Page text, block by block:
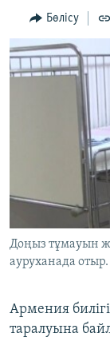
Navigation
Skip
to
Search
АДАМ
ӘЛЕУМЕТ
ӘЛЕМ
АРНАЙЫ
Басқа
Бөлісу
Доңыз тұмауын
ауруханада
Армения
таралуына